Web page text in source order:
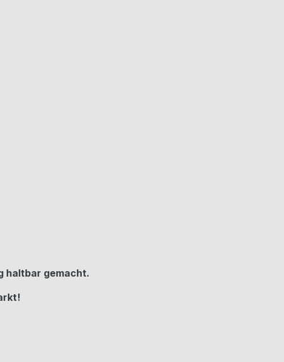
haltbar gemacht.